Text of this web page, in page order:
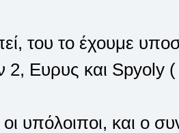
του το έχουμε
2, Ευρυς και
υπόλοιποι, και ο